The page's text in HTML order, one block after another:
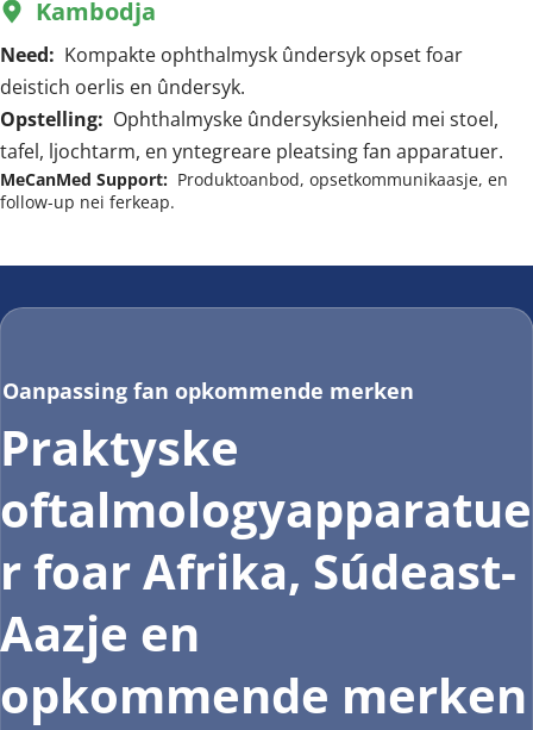
 Kambodja
Need: Kompakte ophthalmysk ûndersyk opset foar
deistich oerlis en ûndersyk.
Opstelling: Ophthalmyske ûndersyksienheid mei stoel,
tafel, ljochtarm, en yntegreare pleatsing fan apparatuer.
MeCanMed Support: Produktoanbod, opsetkommunikaasje, en
follow-up nei ferkeap.
Oanpassing fan opkommende merken
Praktyske
oftalmologyapparatue
r foar Afrika, Súdeast-
Aazje en
opkommende merken